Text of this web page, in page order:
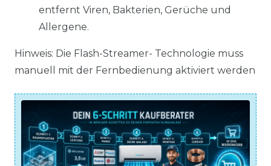
entfernt Viren, Bakterien, Gerüche und
Allergene.
Hinweis: Die Flash-Streamer- Technologie muss
manuell mit der Fernbedienung aktiviert werden